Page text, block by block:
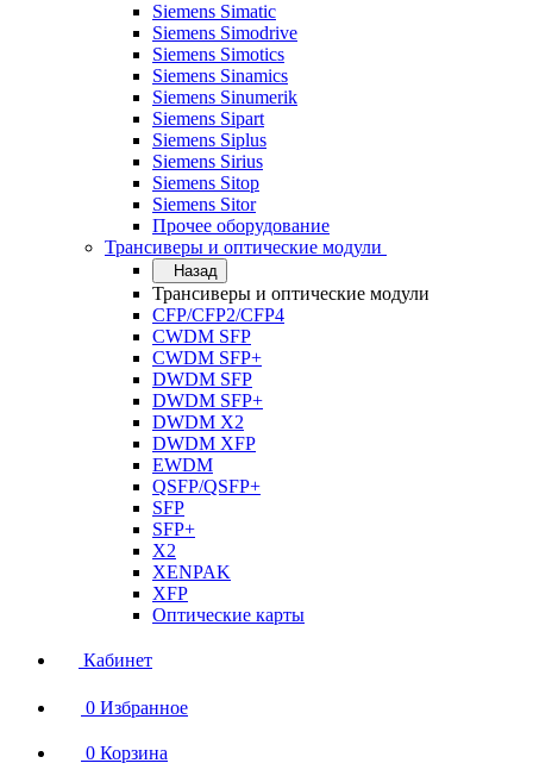
Siemens Simatic
Siemens Simodrive
Siemens Simotics
Siemens Sinamics
Siemens Sinumerik
Siemens Sipart
Siemens Siplus
Siemens Sirius
Siemens Sitop
Siemens Sitor
Прочее оборудование
Трансиверы и оптические модули
Назад
Трансиверы и оптические модули
CFP/CFP2/CFP4
CWDM SFP
CWDM SFP+
DWDM SFP
DWDM SFP+
DWDM X2
DWDM XFP
EWDM
QSFP/QSFP+
SFP
SFP+
X2
XENPAK
XFP
Оптические карты
Кабинет
0 Избранное
0 Корзина